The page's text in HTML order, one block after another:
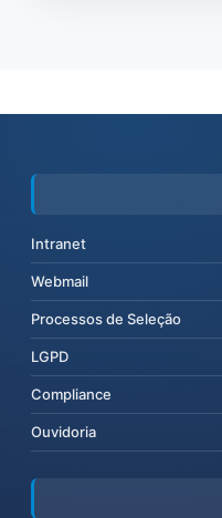
Intranet
Webmail
Processos de Seleção
LGPD
Compliance
Ouvidoria